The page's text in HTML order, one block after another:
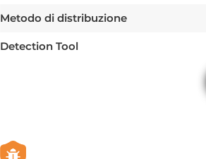
Metodo di distribuzione
Detection Tool